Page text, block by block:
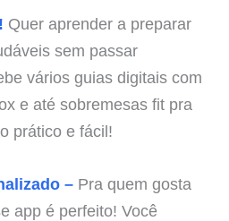
Quer aprender a preparar
sem passar
vários guias digitais com
e até sobremesas fit pra
prático e fácil!
–Pra quem gosta
app é perfeito! Você